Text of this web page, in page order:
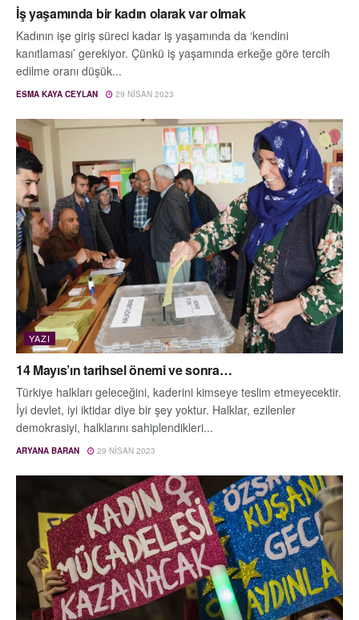
İş yaşamında bir kadın olarak var olmak
Kadının işe giriş süreci kadar iş yaşamında da ‘kendini
kanıtlaması’ gerekiyor. Çünkü iş yaşamında erkeğe göre tercih
edilme oranı düşük...
ESMA KAYA CEYLAN 29 NISAN 2023
YAZI
14 Mayıs’ın tarihsel önemi ve sonra…
Türkiye halkları geleceğini, kaderini kimseye teslim etmeyecektir.
İyi devlet, iyi iktidar diye bir şey yoktur. Halklar, ezilenler
demokrasiyi, halklarını sahiplendikleri...
ARYANA BARAN 29 NISAN 2023